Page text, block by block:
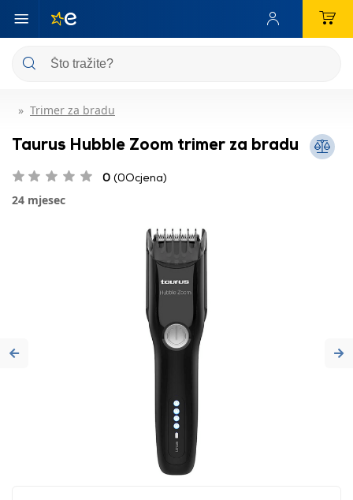
Trimer za bradu
Taurus Hubble Zoom trimer za bradu
0 (0Ocjena)
24 mjesec
Previous